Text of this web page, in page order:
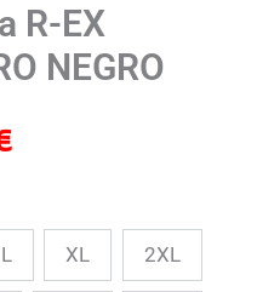
R-EX
NEGRO
L XL 2XL